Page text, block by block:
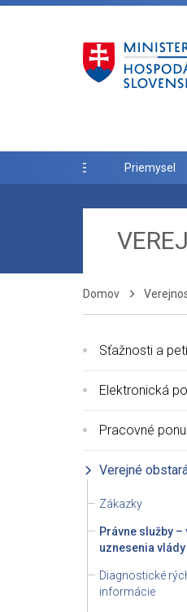
Priemysel
Domov
Sťažnosti a
Elektronická
Pracovné
Verejné
Zákazky
Právne služby –
uznesenia vlády
Diagnostické
informácie